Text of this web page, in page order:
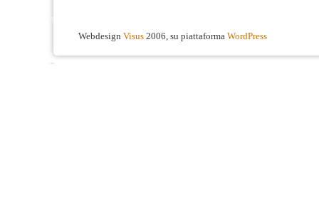
Webdesign Visus 2006, su piattaforma WordPress